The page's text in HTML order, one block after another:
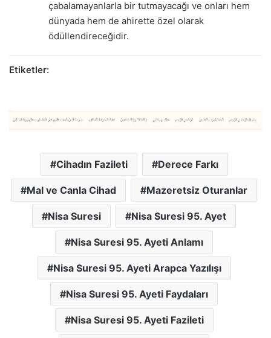
çabalamayanlarla bir tutmayacağı ve onları hem
dünyada hem de ahirette özel olarak
ödüllendireceğidir.
Etiketler:
Cihadın Fazileti Derece Farkı
Mal ve Canla Cihad Mazeretsiz Oturanlar
Nisa Suresi Nisa Suresi 95. Ayet
Nisa Suresi 95. Ayeti Anlamı
Nisa Suresi 95. Ayeti Arapca Yazılışı
Nisa Suresi 95. Ayeti Faydaları
Nisa Suresi 95. Ayeti Fazileti